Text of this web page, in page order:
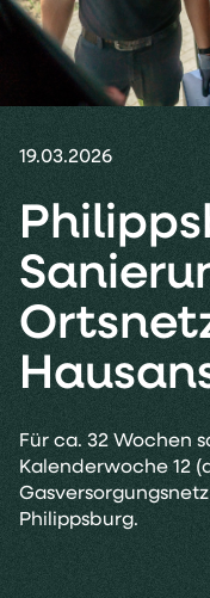
19.03.2026
Für ca. 32 Wochen
Kalenderwoche 12
Philippsburg.